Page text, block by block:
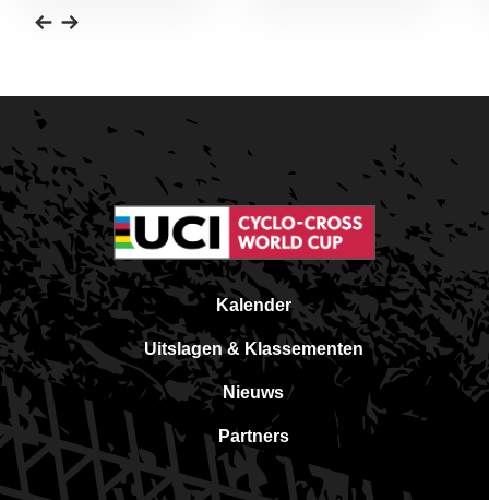
Kalender
Uitslagen & Klassementen
Nieuws
Partners